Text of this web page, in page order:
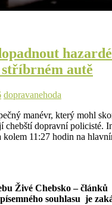
autě
dopravanehoda
manévr, který mohl
chebští dopravní policisté.
kolem 11:27 hodin na
Živé Chebsko – článků
souhlasu je